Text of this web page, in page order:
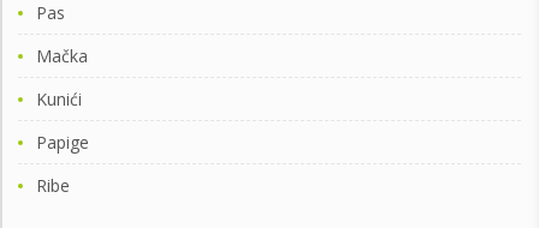
Pas
Mačka
Kunići
Papige
Ribe